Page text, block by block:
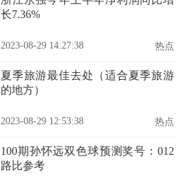
长7.36%
2023-08-29 14:27:38 热点
夏季旅游最佳去处（适合夏季旅游
的地方）
2023-08-29 12:53:38 热点
100期孙怀远双色球预测奖号：012
路比参考